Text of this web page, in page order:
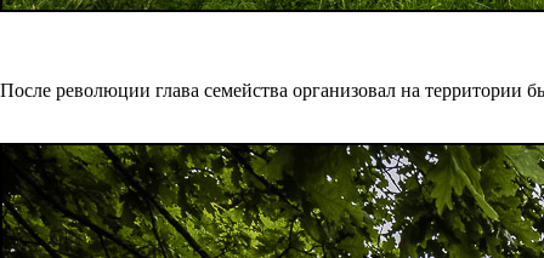
После революции глава семейства организовал на территории